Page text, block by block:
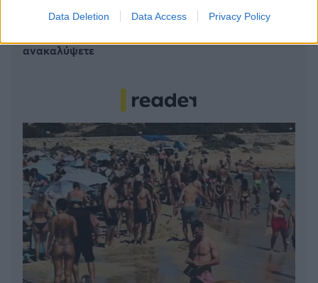
Data Deletion Data Access Privacy Policy
ανακαλύψετε